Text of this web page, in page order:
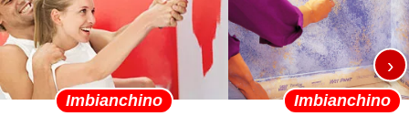
Imbianchino Imbianchino
›